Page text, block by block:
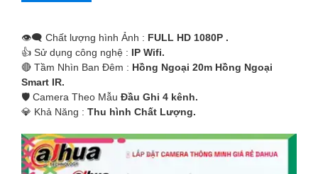
👁️‍🗨 Chất lượng hình Ảnh : FULL HD 1080P .
👍 Sử dụng công nghệ : IP Wifi.
🔴 Tầm Nhìn Ban Đêm : Hồng Ngoại 20m Hồng Ngoại
Smart IR.
🛡 Camera Theo Mẫu Đầu Ghi 4 kênh.
️💎 Khả Năng : Thu hình Chất Lượng.